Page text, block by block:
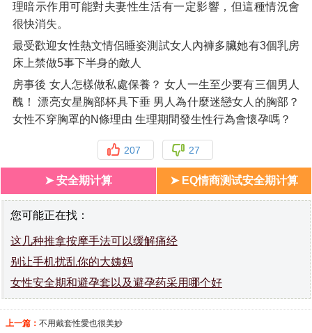
理暗示作用可能對夫妻性生活有一定影響，但這種情況會
很快消失。
最受歡迎女性熱文情侶睡姿測試女人內褲多臟她有3個乳房
床上禁做5事下半身的敵人
房事後 女人怎樣做私處保養？ 女人一生至少要有三個男人
醜！ 漂亮女星胸部杯具下垂 男人為什麼迷戀女人的胸部？
女性不穿胸罩的N條理由 生理期間發生性行為會懷孕嗎？
207 27
➤ 安全期计算 ➤ EQ情商测试安全期计算
您可能正在找：
这几种推拿按摩手法可以缓解痛经
别让手机扰乱你的大姨妈
女性安全期和避孕套以及避孕药采用哪个好
上一篇： 不用戴套性愛也很美妙